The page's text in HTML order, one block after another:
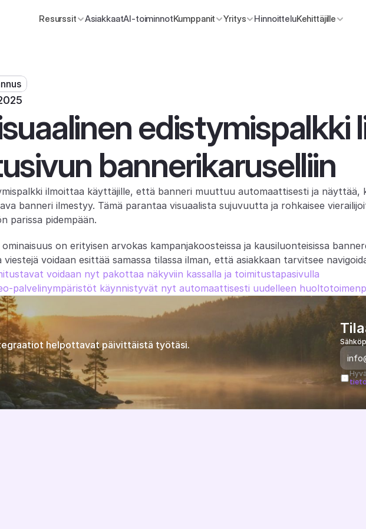
Resurssit AsiakkaatAI-toiminnotKumppanit Yritys HinnoitteluKehittäjille
edistymispalkki
bannerikaruselliin
ilmoittaa käyttäjille, että banneri muuttuu automaattisesti ja näyttää,
banneri ilmestyy. Tämä parantaa visuaalista sujuvuutta ja rohkaisee
parissa pidempään.
ominaisuus on erityisen arvokas kampanjakoosteissa ja kausiluonteisissa
viestejä voidaan esittää samassa tilassa ilman, että asiakkaan tarvitsee
voidaan nyt pakottaa näkyviin kassalla ja toimitustapasivulla
palvelinympäristöt käynnistyvät nyt automaattisesti uudelleen
helpottavat päivittäistä työtäsi.